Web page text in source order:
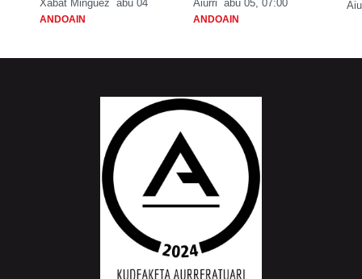
Xabat Minguez abu 04
ANDOAIN
Aiurri abu 05, 07:00
ANDOAIN